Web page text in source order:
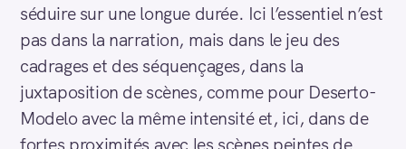
séduire sur une longue durée. Ici l’essentiel n’est
pas dans la narration, mais dans le jeu des
cadrages et des séquençages, dans la
juxtaposition de scènes, comme pour Deserto-
Modelo avec la même intensité et, ici, dans de
fortes proximités avec les scènes peintes de